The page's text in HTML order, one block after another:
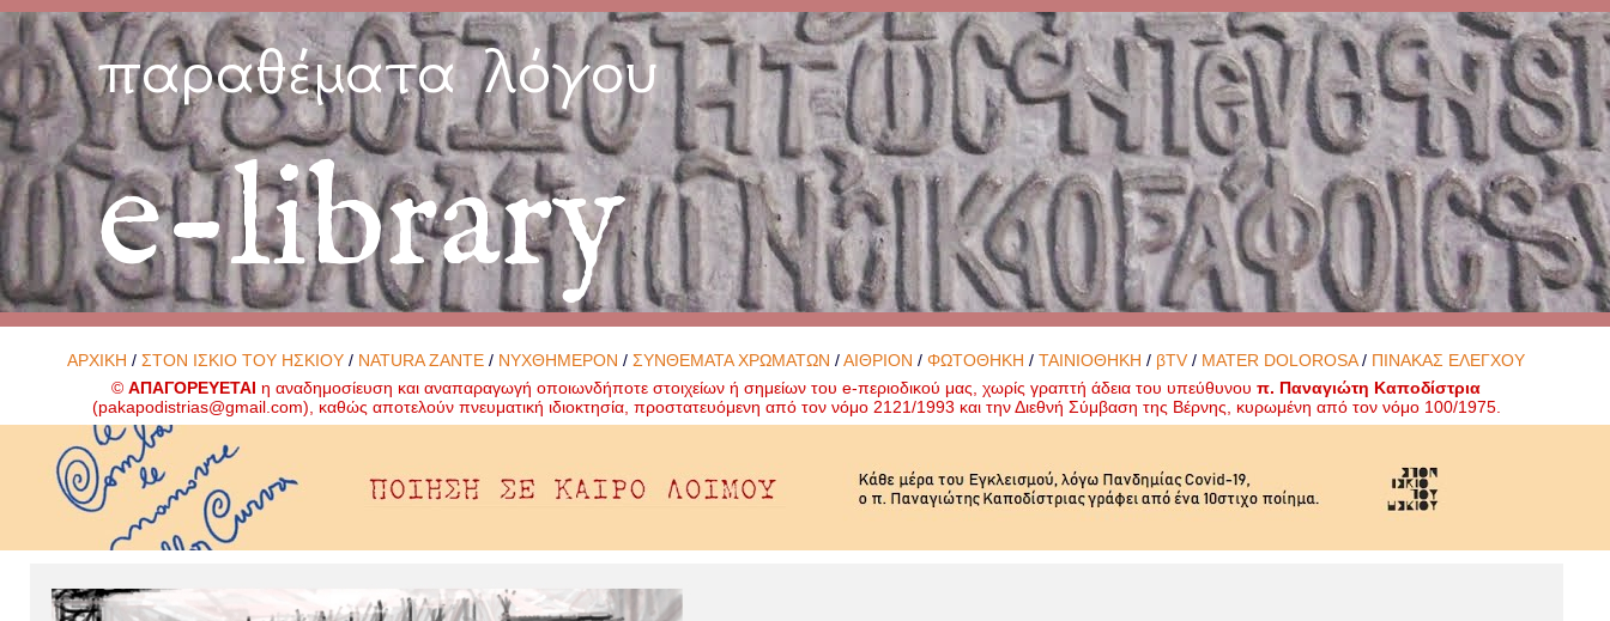
παραθέματα λόγου
e-library
ΑΡΧΙΚΗ /ΣΤΟΝ ΙΣΚΙΟ ΤΟΥ ΗΣΚΙΟΥ / NATURA ZANTE / ΝΥΧΘΗΜΕΡΟΝ /ΣΥΝΘΕΜΑΤΑ ΧΡΩΜΑΤΩΝ /ΑΙΘΡΙΟΝ /ΦΩΤΟΘΗΚΗ /ΤΑΙΝΙΟΘΗΚΗ / βTV / MATER DOLOROSA/ ΠΙΝΑΚΑΣ ΕΛΕΓΧΟΥ
©ΑΠΑΓΟΡΕΥΕΤΑΙ η αναδημοσίευση και αναπαραγωγή οποιωνδήποτε στοιχείων ή σημείων του e-περιοδικού μας, χωρίς γραπτή άδεια του υπεύθυνουπ. Παναγιώτη Καποδίστρια
(pakapodistrias@gmail.com), καθώς αποτελούν πνευματική ιδιοκτησία, προστατευόμενη από τον νόμο 2121/1993 και την Διεθνή Σύμβαση της Βέρνης, κυρωμένη από τον νόμο 100/1975.